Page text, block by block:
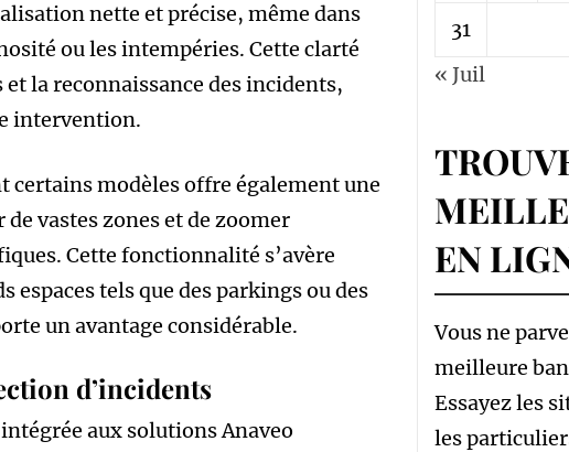
nette et précise, même dans
ou les intempéries. Cette clarté
la reconnaissance des incidents,
intervention.
modèles offre également une
vastes zones et de zoomer
Cette fonctionnalité s’avère
tels que des parkings ou des
un avantage considérable.
d’incidents
aux solutions Anaveo
31
« Juil
EN
Vous ne
meilleure
Essayez les
les